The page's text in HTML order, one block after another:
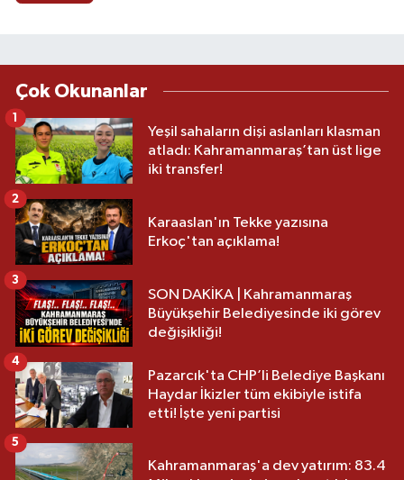
Çok Okunanlar
Yeşil sahaların dişi aslanları klasman
atladı: Kahramanmaraş’tan üst lige
iki transfer!
1
Karaaslan'ın Tekke yazısına
Erkoç'tan açıklama!
2
SON DAKİKA | Kahramanmaraş
Büyükşehir Belediyesinde iki görev
değişikliği!
3
Pazarcık'ta CHP’li Belediye Başkanı
Haydar İkizler tüm ekibiyle istifa
etti! İşte yeni partisi
4
Kahramanmaraş'a dev yatırım: 83.4
5